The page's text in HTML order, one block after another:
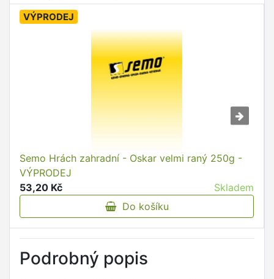
VÝPRODEJ
Semo Hrách zahradní - Oskar velmi raný 250g -
VÝPRODEJ
53,20 Kč
Skladem
Do košíku
Podrobný popis